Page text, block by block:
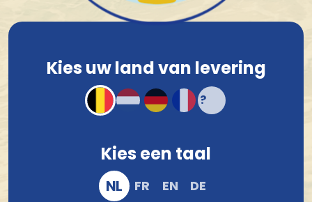
Voor 12.00 u besteld, morgen verzonden!*
Compact en stevig verpakt
Veilig online bestellen en betalen
Kies uw land van levering
Kies een taal
NL FR EN DE